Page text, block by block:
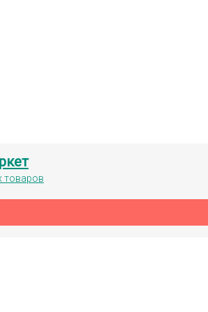
товаров